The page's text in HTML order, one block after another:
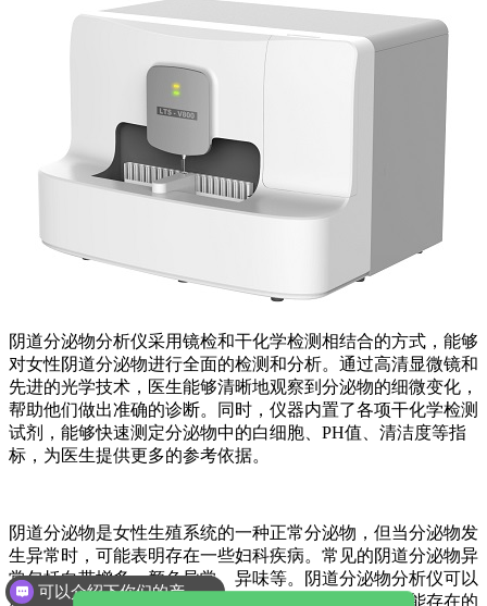
阴道分泌物分析仪采用镜检和干化学检测相结合的方式，能够
对女性阴道分泌物进行全面的检测和分析。通过高清显微镜和
先进的光学技术，医生能够清晰地观察到分泌物的细微变化，
帮助他们做出准确的诊断。同时，仪器内置了各项干化学检测
试剂，能够快速测定分泌物中的白细胞、PH值、清洁度等指
标，为医生提供更多的参考依据。
阴道分泌物是女性生殖系统的一种正常分泌物，但当分泌物发
生异常时，可能表明存在一些妇科疾病。常见的阴道分泌物异
常包括白带增多、颜色异常、异味等。阴道分泌物分析仪可以
准确判断分泌物的性质和特征，帮助医生迅速发现可能存在的
可以介绍下你们的产品么